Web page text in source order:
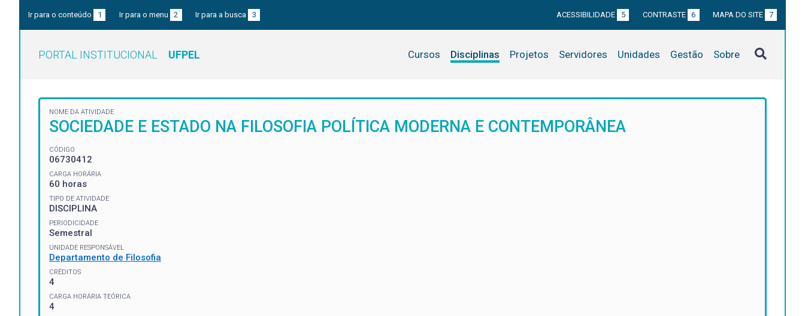
Ir para o conteúdo 1 Ir para o menu 2 Ir para a busca 3 ACESSIBILIDADE 5 CONTRASTE 6 MAPA DO SITE 7
PORTAL INSTITUCIONAL UFPEL Cursos Disciplinas Projetos Servidores Unidades Gestão Sobre
NOME DA ATIVIDADE
SOCIEDADE E ESTADO NA FILOSOFIA POLÍTICA MODERNA E CONTEMPORÂNEA
CÓDIGO
06730412
CARGA HORÁRIA
60 horas
TIPO DE ATIVIDADE
DISCIPLINA
PERIODICIDADE
Semestral
UNIDADE RESPONSÁVEL
Departamento de Filosofia
CRÉDITOS
4
CARGA HORÁRIA TEÓRICA
4